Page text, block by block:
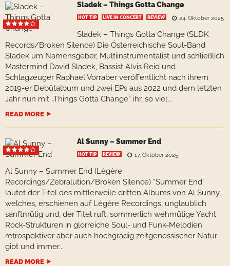
Sladek – Things Gotta Change
HOT TIP LIVE IN CONCERT REVIEW 24. Oktober 2025
Sladek – Things Gotta Change (SLDK
Records/Broken Silence) Die Österreichische Soul-Band
Sladek um Namensgeber, Multiinstrumentalist und schließlich
Mastermind David Sladek, Bassist Alvis Reid und
Schlagzeuger Raphael Vorraber veröffentlicht nach ihrem
2019-er Debütalbum und zwei EPs aus 2022 und dem letzten
Jahr nun mit „Things Gotta Change“ ihr, so viel...
READ MORE
Al Sunny – Summer End
HOT TIP REVIEW 17. Oktober 2025
Al Sunny – Summer End (Légère
Recordings/Zebralution/Broken Silence) “Summer End”
lautet der Titel des mittlerweile dritten Albums von Al Sunny,
welches, erschienen auf Légère Recordings, unglaublich
sanftmütig und, der Titel ruft, sommerlich wehmütige Yacht
Rock-Strukturen in glorreiche Soul- und Funk-Melodien
retrospektiver aber auch hochgradig zeitgenössischer Natur
gibt und immer...
READ MORE